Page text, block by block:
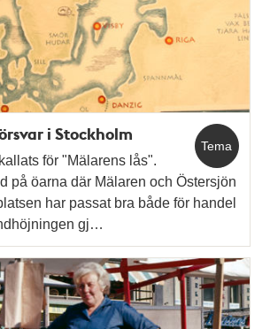
Tema
i Stockholm
för "Mälarens lås".
på öarna där Mälaren och Östersjön
har passat bra både för handel
gj…